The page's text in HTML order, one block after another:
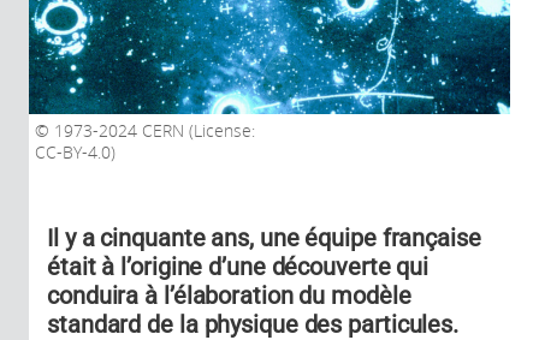
1973-2024 CERN (License:
CC-BY-4.0)
Il y a cinquante ans, une équipe française
était à l’origine d’une découverte qui
conduira à l’élaboration du modèle
standard de la physique des particules.